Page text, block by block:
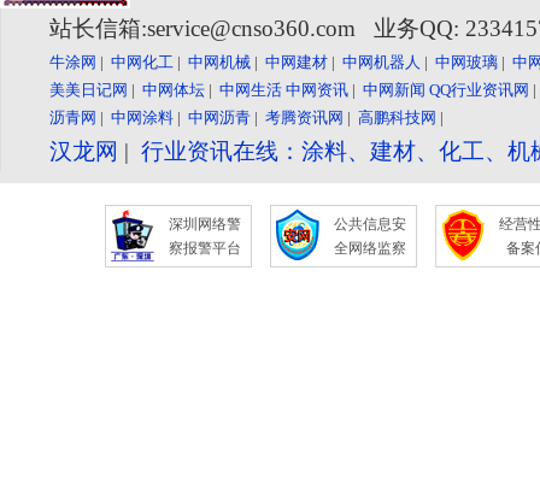
站长信箱:service@cnso360.com 业务QQ:
牛涂网 | 中网化工 | 中网机械 | 中网建材 | 中网机器人 | 中网玻璃 | 中
美美日记网 | 中网体坛 | 中网生活 中网资讯 | 中网新闻 QQ行业资讯网
沥青网 | 中网涂料 | 中网沥青 | 考腾资讯网 | 高鹏科技网 |
汉龙网 | 行业资讯在线：涂料、建材、化工、
深圳网络警
察报警平台
公共信息安
全网络监察
经营
备案